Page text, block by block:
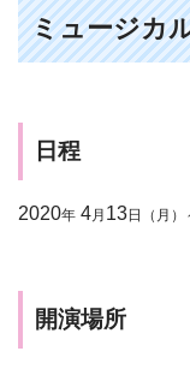
ミュージカ
日程
2020年 4月 13日（月）
開演場所